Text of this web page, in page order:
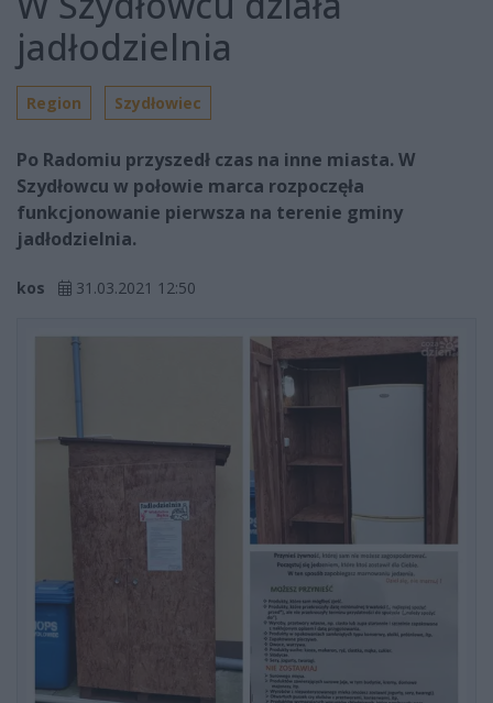
jadłodzielnia
Region Szydłowiec
Po Radomiu przyszedł czas na inne miasta. W
Szydłowcu w połowie marca rozpoczęła
funkcjonowanie pierwsza na terenie gminy
jadłodzielnia.
kos 31.03.2021 12:50